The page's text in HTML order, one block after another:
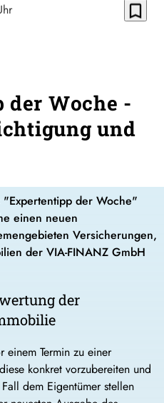
bookmark_border
Woche -
und
der Woche"
einen neuen
Versicherungen,
der VIA-FINANZ GmbH
der
Termin zu einer
konkret vorzubereiten und
dem Eigentümer stellen